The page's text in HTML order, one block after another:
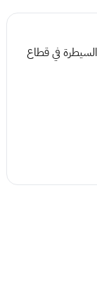
في قطاع